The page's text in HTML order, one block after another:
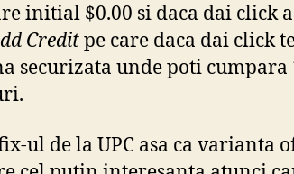
initial $0.00 si daca dai click
Creditpe care daca dai click
securizata unde poti cumpara
ul de la UPC asa ca varianta